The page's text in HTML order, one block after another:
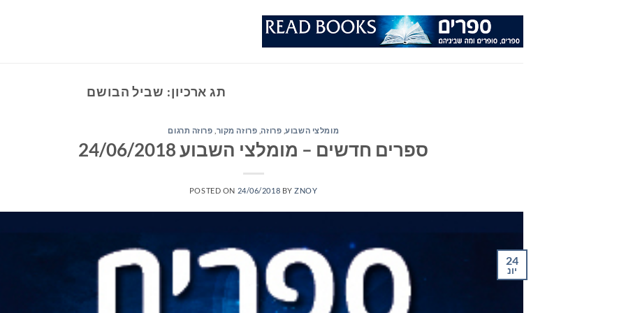
תג ארכיון: שביל הבושם
מומלצי השבוע, פרוזה, פרוזה מקור פרוזה תרגום
ספרים חדשים – מומלצי השבוע 24/06/2018
POSTED ON 24/06/2018 BYZNOY
24
יונ